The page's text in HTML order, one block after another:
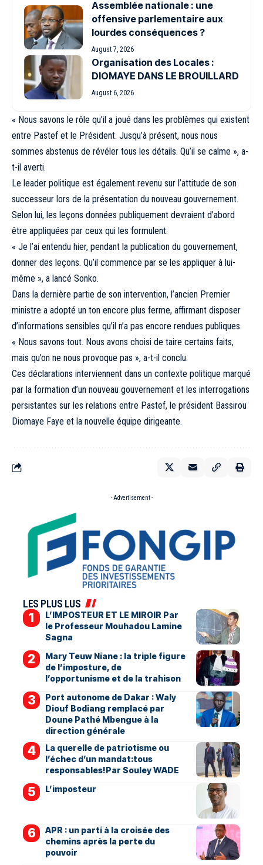
Assemblée nationale : une
offensive parlementaire aux
lourdes conséquences ?
August 7, 2026
Organisation des Locales :
DIOMAYE DANS LE BROUILLARD
August 6, 2026
« Nous savons le rôle qu’il a joué dans les problèmes qui existent
entre Pastef et le Président. Jusqu’à présent, nous nous
sommes abstenus de révéler tous les détails. Qu’il se calme », a-
t-il averti.
Le leader politique est également revenu sur l’attitude de son
successeur lors de la présentation du nouveau gouvernement.
Selon lui, les leçons données publiquement devraient d’abord
être appliquées par ceux qui les formulent.
« Je l’ai entendu hier, pendant la publication du gouvernement,
donner des leçons. Qu’il commence par se les appliquer à lui-
même », a lancé Sonko.
Dans la dernière partie de son intervention, l’ancien Premier
ministre a adopté un ton encore plus ferme, affirmant disposer
d’informations sensibles qu’il n’a pas encore rendues publiques.
« Nous savons tout. Nous avons choisi de taire certains faits,
mais qu’on ne nous provoque pas », a-t-il conclu.
Ces déclarations interviennent dans un contexte politique marqué
par la formation d’un nouveau gouvernement et les interrogations
persistantes sur les relations entre Pastef, le président Bassirou
Diomaye Faye et la nouvelle équipe dirigeante.
- Advertisement -
LES PLUS LUS
L’IMPOSTEUR ET LE MIROIR Par
le Professeur Mouhadou Lamine
Sagna
Mary Teuw Niane : la triple figure
de l’imposture, de
l’opportunisme et de la trahison
Port autonome de Dakar : Waly
Diouf Bodiang remplacé par
Doune Pathé Mbengue à la
direction générale
La querelle de patriotisme ou
l’échec d’un mandat:tous
responsables!Par Souley WADE
L’imposteur
APR : un parti à la croisée des
chemins après la perte du
pouvoir